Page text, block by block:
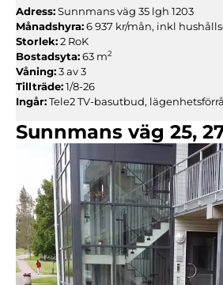
Adress:Sunnmans väg 35 lgh 1203
Månadshyra:6 937 kr/mån, inkl
Storlek:2 RoK
Bostadsyta:63 m2
Våning:3 av 3
Tillträde:1/8-26
Ingår:Tele2 TV-basutbud,
Sunnmans väg 25,